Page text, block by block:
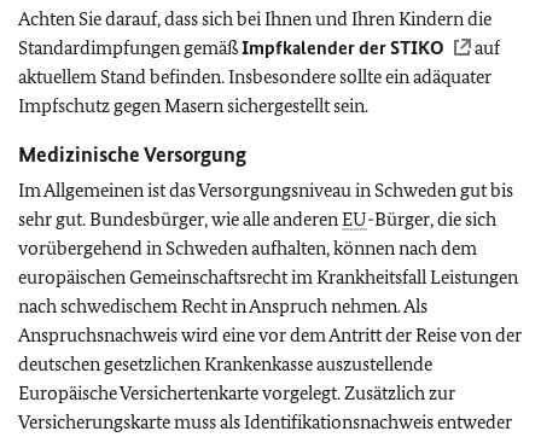
Achten Sie darauf, dass sich bei Ihnen und Ihren Kindern die
Standardimpfungen gemäßImpfkalender derSTIKO
auf
aktuellem Stand befinden. Insbesondere sollte ein adäquater
Impfschutz gegen Masern sichergestellt sein.
Medizinische Versorgung
Im Allgemeinen ist das Versorgungsniveau in Schweden gut bis
sehr gut. Bundesbürger, wie alle anderenEU-Bürger, die sich
vorübergehend in Schweden aufhalten, können nach dem
europäischen Gemeinschaftsrecht im Krankheitsfall Leistungen
nach schwedischem Recht in Anspruch nehmen. Als
Anspruchsnachweis wird eine vor dem Antritt der Reise von der
deutschen gesetzlichen Krankenkasse auszustellende
Europäische Versichertenkarte vorgelegt. Zusätzlich zur
Versicherungskarte muss als Identifikationsnachweis entweder